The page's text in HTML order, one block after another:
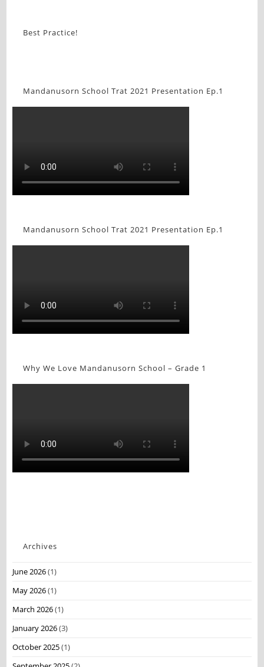
Best Practice!
Mandanusorn School Trat 2021 Presentation Ep.1
Mandanusorn School Trat 2021 Presentation Ep.1
Why We Love Mandanusorn School – Grade 1
Archives
June 2026(1)
May 2026(1)
March 2026(1)
January 2026(3)
October 2025(1)